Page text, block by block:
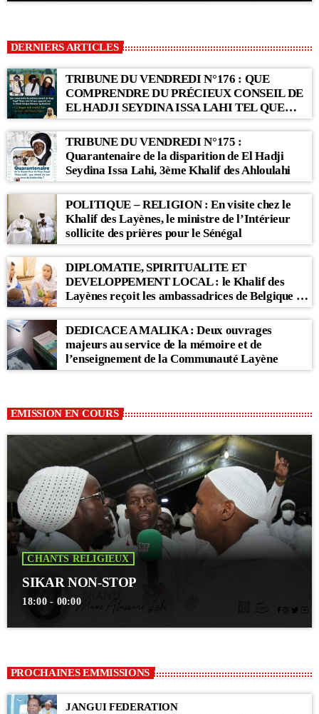
DERNIERS ARTICLES
TRIBUNE DU VENDREDI N°176 : QUE
COMPRENDRE DU PRÉCIEUX CONSEIL DE
EL HADJI SEYDINA ISSA LAHI TEL QUE
RAPPORTÉ PAR LE KHALIF SERIGNE
BABACAR SY MANSOUR : « Li Baax Matul
Kër, Li Bon Matul Kër »
TRIBUNE DU VENDREDI N°175 :
Quarantenaire de la disparition de El Hadji
Seydina Issa Lahi, 3ème Khalif des Ahloulahi
POLITIQUE – RELIGION : En visite chez le
Khalif des Layènes, le ministre de l’Intérieur
sollicite des prières pour le Sénégal
DIPLOMATIE, SPIRITUALITE ET
DEVELOPPEMENT LOCAL : le Khalif des
Layènes reçoit les ambassadrices de Belgique et
des Pays-Bas
DEDICACE A MALIKA : Deux ouvrages
majeurs au service de la mémoire et de
l’enseignement de la Communauté Layène
EMISSION EN COURS
CHANTS RELIGIEUX
SIKAR NON-STOP
18:00 - 00:00
PROCHAINES EMMISSIONS
JANGUI FEDERATION